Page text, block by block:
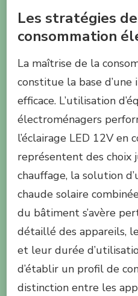
Les stratégies
consommation
La maîtrise de la
constitue la base
efficace. L’utilisation
électroménagers
l’éclairage LED 12V en
représentent des choix
chauffage, la solution
chaude solaire
du bâtiment s’avère
détaillé des appareils,
et leur durée
d’établir un profil de
distinction entre les